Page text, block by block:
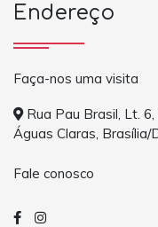
Endereço
Faça-nos uma visita
Rua Pau Brasil, Lt. 6,
Águas Claras, Brasília/
Fale conosco